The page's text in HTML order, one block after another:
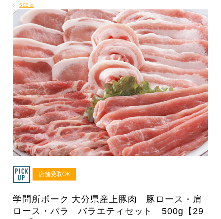
500ｇ
店舗受取OK
学問所ポーク 大分県産上豚肉 豚ロース・肩
ロース・バラ バラエティセット 500g【29